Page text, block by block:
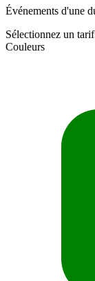
Événements d'une
Sélectionnez un
Couleurs